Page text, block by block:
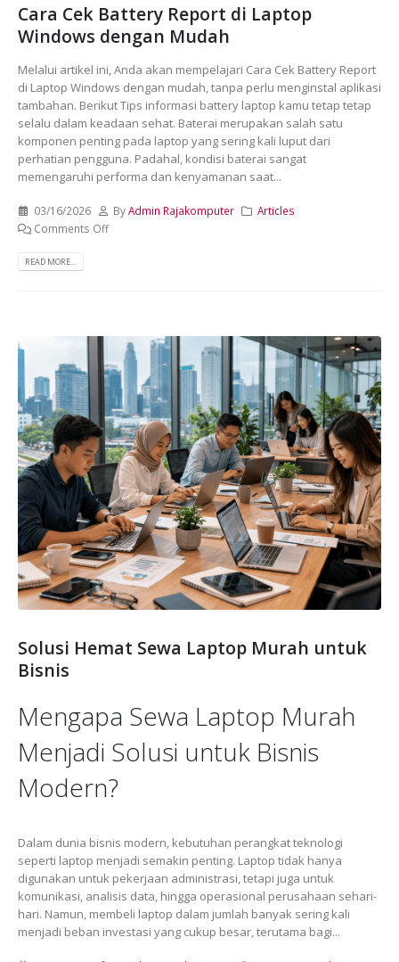
Cara Cek Battery Report di Laptop
Windows dengan Mudah
Melalui artikel ini, Anda akan mempelajari Cara Cek Battery Report
di Laptop Windows dengan mudah, tanpa perlu menginstal aplikasi
tambahan. Berikut Tips informasi battery laptop kamu tetap tetap
selalu dalam keadaan sehat. Baterai merupakan salah satu
komponen penting pada laptop yang sering kali luput dari
perhatian pengguna. Padahal, kondisi baterai sangat
memengaruhi performa dan kenyamanan saat...
03/16/2026 ByAdmin Rajakomputer
Articles
Comments Off
READ MORE...
Solusi Hemat Sewa Laptop Murah untuk
Bisnis
Mengapa Sewa Laptop Murah
Menjadi Solusi untuk Bisnis
Modern?
Dalam dunia bisnis modern, kebutuhan perangkat teknologi
seperti laptop menjadi semakin penting. Laptop tidak hanya
digunakan untuk pekerjaan administrasi, tetapi juga untuk
komunikasi, analisis data, hingga operasional perusahaan sehari-
hari. Namun, membeli laptop dalam jumlah banyak sering kali
menjadi beban investasi yang cukup besar, terutama bagi...